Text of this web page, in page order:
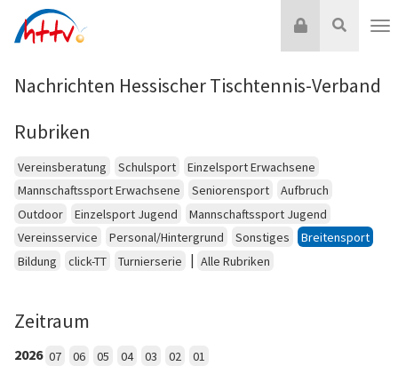
Inhalt
Suche
Login
Nachrichten Hessischer Tischtennis-Verband
Rubriken
Vereinsberatung Schulsport
Einzelsport Erwachsene
Mannschaftssport Erwachsene
Seniorensport
Aufbruch
Outdoor
Einzelsport Jugend
Mannschaftssport Jugend
Vereinsservice
Personal/Hintergrund Sonstiges
Breitensport
Bildung
click-TT Turnierserie | Alle Rubriken
Zeitraum
2026 07 06 05 04 03 02 01